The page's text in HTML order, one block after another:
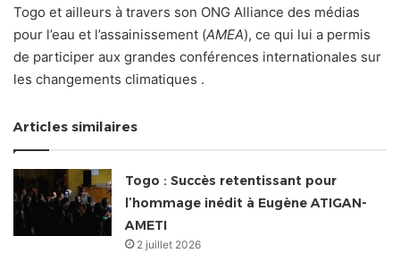
Togo et ailleurs à travers son ONG Alliance des médias
pour l’eau et l’assainissement (AMEA), ce qui lui a permis
de participer aux grandes conférences internationales sur
les changements climatiques .
Articles similaires
Togo : Succès retentissant pour
l’hommage inédit à Eugène ATIGAN-
AMETI
2 juillet 2026